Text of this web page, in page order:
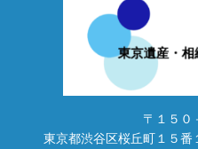
〒１５０
東京都渋谷区桜丘町１５